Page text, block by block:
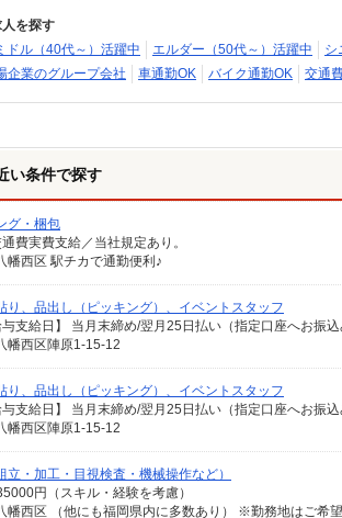
を探す
ドル（40代～）活躍中 エルダー（50代～）活躍中 シ
企業のグループ会社
車通勤OK バイク通勤OK 交通
い条件で探す
グ・梱包
費実費支給／当社規定あり。
幡西区 駅チカで通勤便利♪
り、品出し（ピッキング）、イベントスタッフ
支給日】 当月末締め/翌月25日払い（指定口座へお振込
幡西区陣原1-15-12
り、品出し（ピッキング）、イベントスタッフ
支給日】 当月末締め/翌月25日払い（指定口座へお振込
幡西区陣原1-15-12
立・加工・目視検査・機械操作など）
円（スキル・経験を考慮）